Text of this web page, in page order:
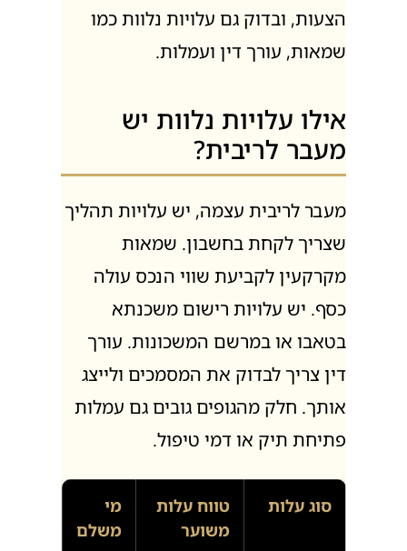
הצעות, ובדוק גם עלויות נלוות כמו
שמאות, עורך דין ועמלות.
אילו עלויות נלוות יש
מעבר לריבית?
מעבר לריבית עצמה, יש עלויות תהליך
שצריך לקחת בחשבון. שמאות
מקרקעין לקביעת שווי הנכס עולה
כסף. יש עלויות רישום משכנתא
בטאבו או במרשם המשכונות. עורך
דין צריך לבדוק את המסמכים ולייצג
אותך. חלק מהגופים גובים גם עמלות
פתיחת תיק או דמי טיפול.
סוג עלות
טווח עלות
משוער
מי
משלם